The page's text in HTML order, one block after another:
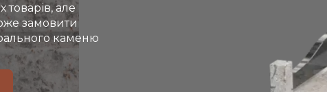
товарів, але
замовити
каменю